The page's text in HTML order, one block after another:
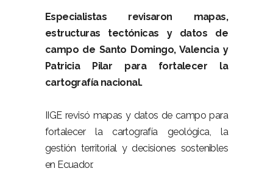
Especialistas revisaron mapas,
estructuras tectónicas y datos de
campo de Santo Domingo, Valencia y
Patricia Pilar para fortalecer la
cartografía nacional.
IIGE revisó mapas y datos de campo para
fortalecer la cartografía geológica, la
gestión territorial y decisiones sostenibles
en Ecuador.